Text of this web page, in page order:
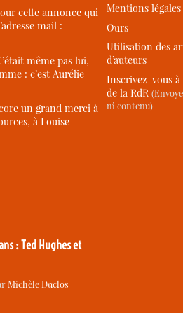
cette annonce qui
mail :
même pas lui,
: c’est Aurélie
un grand merci à
à Louise
: Ted Hughes et
Michèle Duclos
Mentions légales
Ours
Utilisation des
d’auteurs
Inscrivez-vous
de la RdR
ni contenu)